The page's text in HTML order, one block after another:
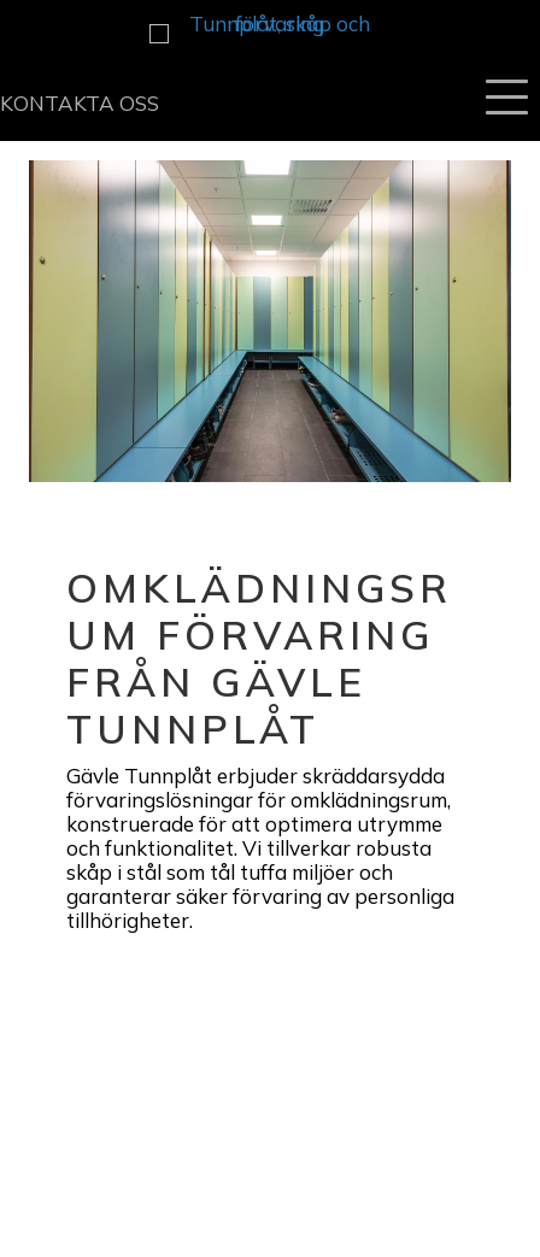
KONTAKTA OSS
OMKLÄDNINGSR
UM FÖRVARING
FRÅN GÄVLE
TUNNPLÅT
Gävle Tunnplåt erbjuder skräddarsydda
förvaringslösningar för omklädningsrum,
konstruerade för att optimera utrymme
och funktionalitet. Vi tillverkar robusta
skåp i stål som tål tuffa miljöer och
garanterar säker förvaring av personliga
tillhörigheter.